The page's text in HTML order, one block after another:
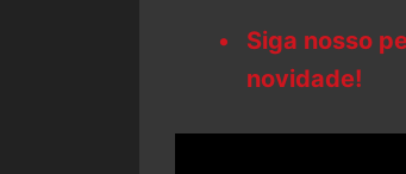
Siga nosso
novidade!